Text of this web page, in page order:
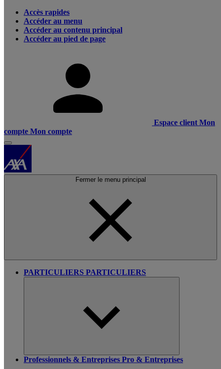
Accès rapides
Accéder au menu
Accéder au contenu principal
Accéder au pied de page
Espace client Mon
compte Mon compte
Fermer le menu principal
PARTICULIERS PARTICULIERS
Professionnels & Entreprises Pro & Entreprises